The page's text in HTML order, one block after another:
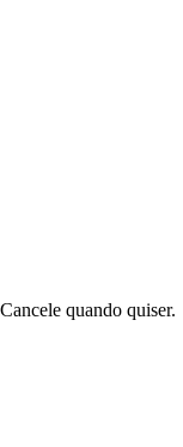
quando quiser.